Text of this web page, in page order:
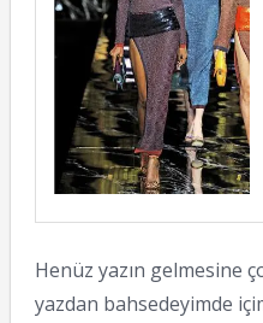
Henüz yazın gelmesine
yazdan bahsedeyimde